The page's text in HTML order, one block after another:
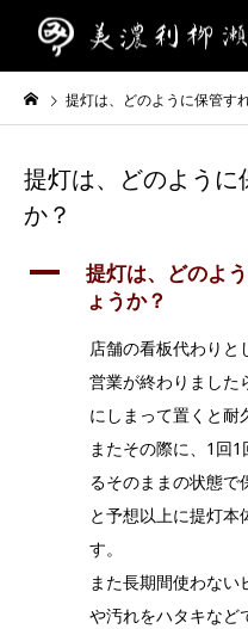
提灯は、どのように保管す
提灯は、どのように
か？
A
提灯は、どのよ
ょうか？
店舗の看板代わりと
営業が終わりました
にしまって置くと耐
またその際に、1回
るそのままの状態で
と予想以上に提灯本
す。
また長期間使わな
や汚れをハタキなど